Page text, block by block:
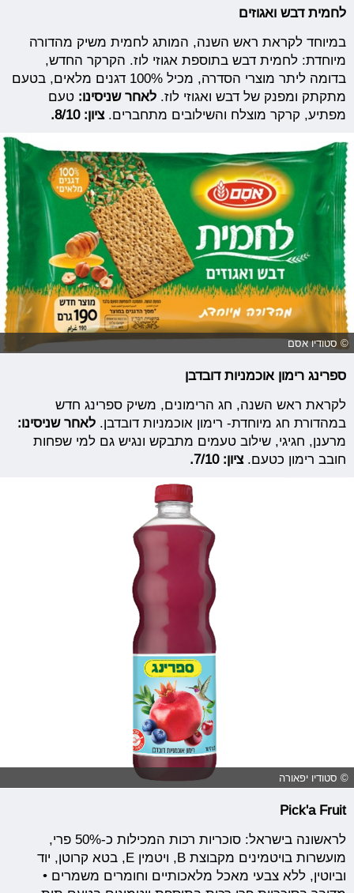
לחמית דבש ואגוזים
במיוחד לקראת ראש השנה, המותג לחמית משיק מהדורה
מיוחדת: לחמית דבש בתוספת אגוזי לוז. הקרקר החדש,
בדומה ליתר מוצרי הסדרה, מכיל 100% דגנים מלאים, בטעם
מתקתק ומפנק של דבש ואגוזי לוז.לאחר שניסינו: טעם
מפתיע, קרקר מוצלח והשילובים מתחברים.ציון: 8/10.
© סטודיו אסם
ספרינג רימון אוכמניות דובדבן
לקראת ראש השנה, חג הרימונים, משיק ספרינג חדש
במהדורת חג מיוחדת- רימון אוכמניות דובדבן.לאחר שניסינו:
מרענן, חגיגי, שילוב טעמים מתבקש ונגיש גם למי שפחות
חובב רימון כטעם. ציון: 7/10.
© סטודיו יפאורה
Pick'a Fruit
לראשונה בישראל: סוכריות רכות המכילות כ-50% פרי,
מועשרות בויטמינים מקבוצת B, ויטמין E, בטא קרוטן, יוד
וביוטין, ללא צבעי מאכל מלאכותיים וחומרים משמרים •